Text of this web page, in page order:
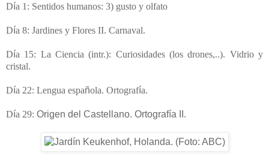
Día 1: Sentidos humanos: 3) gusto y olfato
Día 8: Jardines y Flores II. Carnaval.
Día 15: La Ciencia (intr.): Curiosidades (losdrones,..). Vidrio y
cristal.
Día 22: Lengua española. Ortografía.
Día 29: Origen del Castellano. Ortografía II.